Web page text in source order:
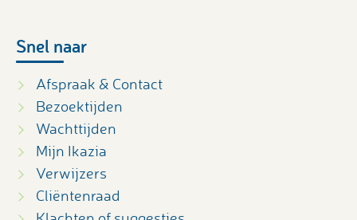
Snel naar
Afspraak & Contact
Bezoektijden
Wachttijden
Mijn Ikazia
Verwijzers
Cliëntenraad